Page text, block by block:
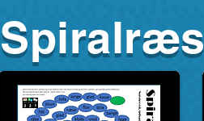
Spiralræs